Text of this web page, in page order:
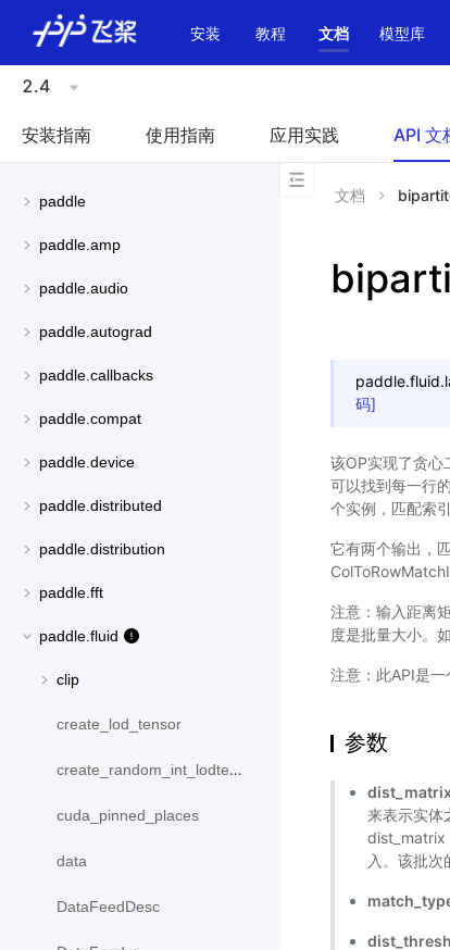
安装 教程 文档 模型库
2.4
安装指南 使用指南 应用实践 API 文
paddle
paddle.amp
paddle.audio
paddle.autograd
paddle.callbacks
paddle.compat
paddle.device
paddle.distributed
paddle.distribution
paddle.fft
paddle.fluid
clip
create_lod_tensor
create_random_int_lodtensor
cuda_pinned_places
data
DataFeedDesc
文档
码]
该OP实现了贪心
可以找到每一行
个实例，匹配索
它有两个输出，
注意：输入距离
度是批量大小。
注意：此API是
参数
dist_matrix
来表示实体
dist_matrix
入。该批次